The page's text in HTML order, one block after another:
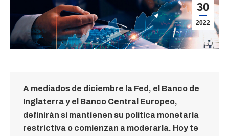
30
2022
A mediados de diciembre la Fed, el Banco de
Inglaterra y el Banco Central Europeo,
definirán si mantienen su política monetaria
restrictiva o comienzan a moderarla. Hoy te